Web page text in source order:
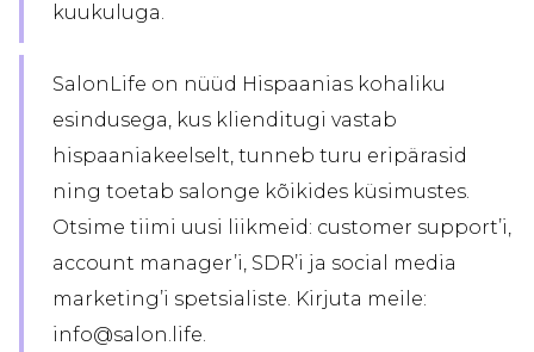
kuukuluga.
SalonLife on nüüd Hispaanias kohaliku
esindusega, kus klienditugi vastab
hispaaniakeelselt, tunneb turu eripärasid
ning toetab salonge kõikides küsimustes.
Otsime tiimi uusi liikmeid: customer support’i,
account manager’i, SDR’i ja social media
marketing’i spetsialiste. Kirjuta meile:
info@salon.life.